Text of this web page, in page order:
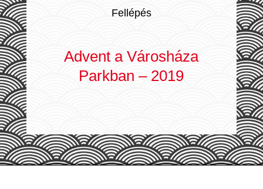
Fellépés
Advent a Városháza
Parkban – 2019